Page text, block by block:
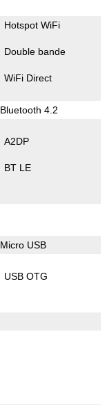
Hotspot WiFi
Double bande
WiFi Direct
Bluetooth 4.2
A2DP
BT LE
Micro USB
USB OTG